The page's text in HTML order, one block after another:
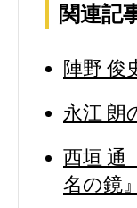
関連記
陣野 俊
永江 朗
西垣 通
名の鏡